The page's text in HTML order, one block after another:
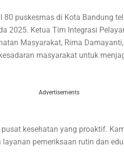
puskesmas di Kota Bandung
2025. Ketua Tim Integrasi
Masyarakat, Rima
masyarakat untuk
Advertisements
kesehatan yang proaktif.
pemeriksaan rutin dan